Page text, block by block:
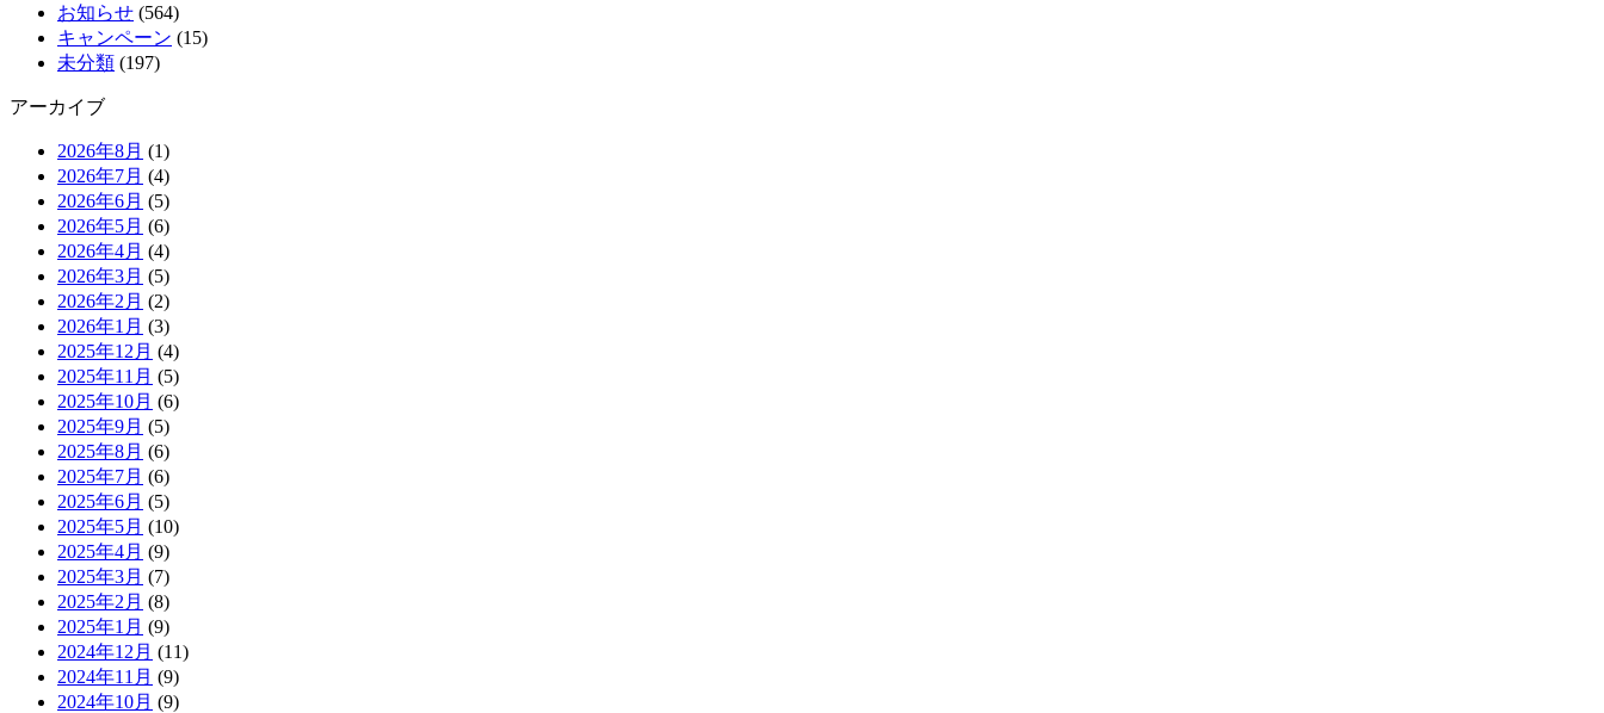
お知らせ (564)
キャンペーン (15)
未分類 (197)
アーカイブ
2026年8月 (1)
2026年7月 (4)
2026年6月 (5)
2026年5月 (6)
2026年4月 (4)
2026年3月 (5)
2026年2月 (2)
2026年1月 (3)
2025年12月 (4)
2025年11月 (5)
2025年10月 (6)
2025年9月 (5)
2025年8月 (6)
2025年7月 (6)
2025年6月 (5)
2025年5月 (10)
2025年4月 (9)
2025年3月 (7)
2025年2月 (8)
2025年1月 (9)
2024年12月 (11)
2024年11月 (9)
2024年10月 (9)